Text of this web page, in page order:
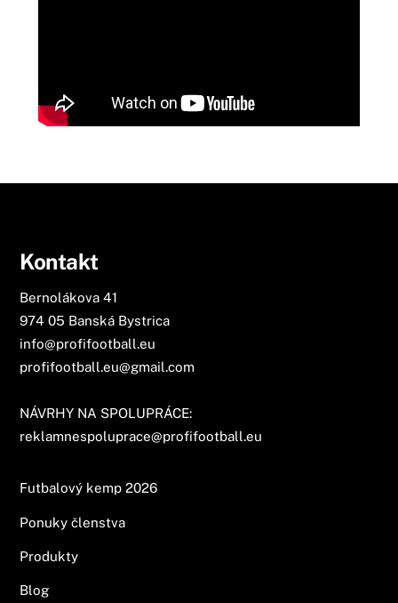
Kontakt
Bernolákova 41
974 05 Banská Bystrica
info@profifootball.eu
profifootball.eu@gmail.com
NÁVRHY NA SPOLUPRÁCE:
reklamnespoluprace@profifootball.eu
Futbalový kemp 2026
Ponuky členstva
Produkty
Blog